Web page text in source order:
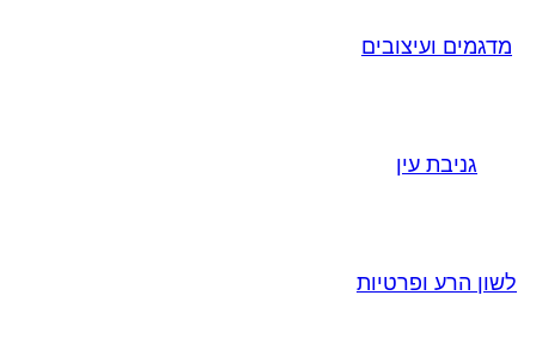
מדגמים ועיצובים
גניבת עין
לשון הרע ופרטיות